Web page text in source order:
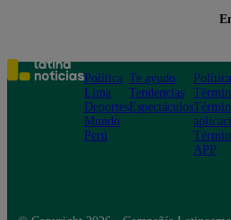
Política
Lima
Deportes
Mundo
Perú
Te ayudo
Tendencias
Espectáculos
APP